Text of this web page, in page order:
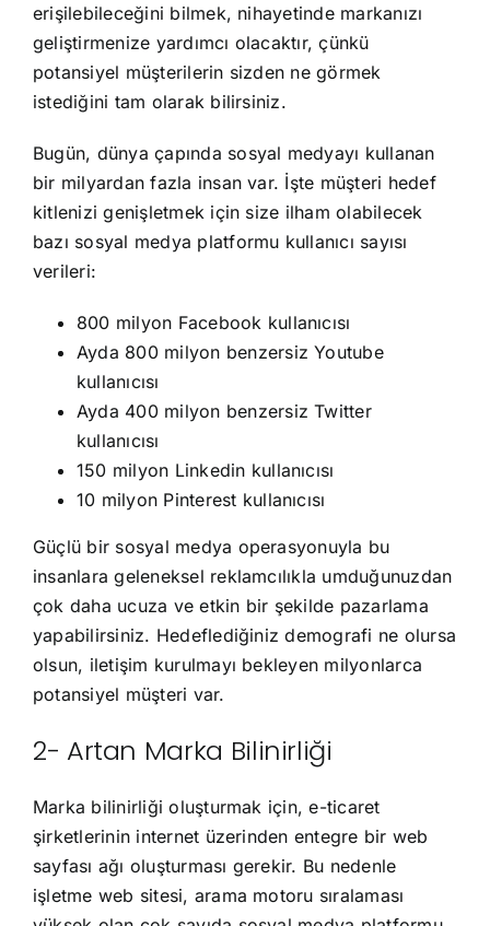
erişilebileceğini bilmek, nihayetinde markanızı
geliştirmenize yardımcı olacaktır, çünkü
potansiyel müşterilerin sizden ne görmek
istediğini tam olarak bilirsiniz.
Bugün, dünya çapında sosyal medyayı kullanan
bir milyardan fazla insan var. İşte müşteri hedef
kitlenizi genişletmek için size ilham olabilecek
bazı sosyal medya platformu kullanıcı sayısı
verileri:
800 milyon Facebook kullanıcısı
Ayda 800 milyon benzersiz Youtube
kullanıcısı
Ayda 400 milyon benzersiz Twitter
kullanıcısı
150 milyon Linkedin kullanıcısı
10 milyon Pinterest kullanıcısı
Güçlü bir sosyal medya operasyonuyla bu
insanlara geleneksel reklamcılıkla umduğunuzdan
çok daha ucuza ve etkin bir şekilde pazarlama
yapabilirsiniz. Hedeflediğiniz demografi ne olursa
olsun, iletişim kurulmayı bekleyen milyonlarca
potansiyel müşteri var.
2- Artan Marka Bilinirliği
Marka bilinirliği oluşturmak için, e-ticaret
şirketlerinin internet üzerinden entegre bir web
sayfası ağı oluşturması gerekir. Bu nedenle
işletme web sitesi, arama motoru sıralaması